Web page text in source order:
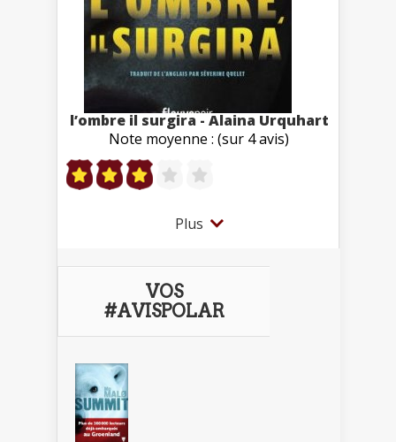
l’ombre il surgira - Alaina Urquhart
Note moyenne : (sur 4 avis)
Plus
VOS
#AVISPOLAR